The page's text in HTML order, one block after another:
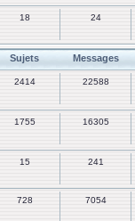
18 24
Sujets Messages
2414 22588
1755 16305
15 241
728 7054